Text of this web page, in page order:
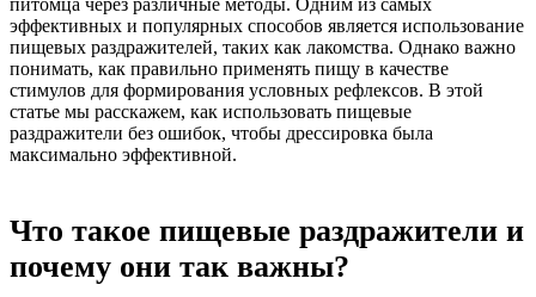
питомца через различные методы. Одним из самых
эффективных и популярных способов является использование
пищевых раздражителей, таких как лакомства. Однако важно
понимать, как правильно применять пищу в качестве
стимулов для формирования условных рефлексов. В этой
статье мы расскажем, как использовать пищевые
раздражители без ошибок, чтобы дрессировка была
максимально эффективной.
Что такое пищевые раздражители и
почему они так важны?